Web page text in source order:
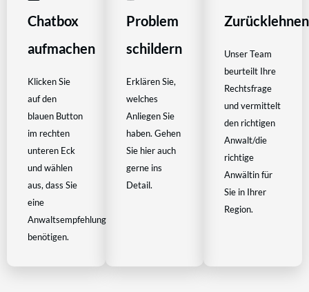
Chatbox
aufmachen
Klicken Sie
auf den
blauen Button
im rechten
unteren Eck
und wählen
aus, dass Sie
eine
Anwaltsempfehlung
benötigen.
Problem
schildern
Erklären Sie,
welches
Anliegen Sie
haben. Gehen
Sie hier auch
gerne ins
Detail.
Zurücklehnen
Unser Team
beurteilt Ihre
Rechtsfrage
und vermittelt
den richtigen
Anwalt/die
richtige
Anwältin für
Sie in Ihrer
Region.